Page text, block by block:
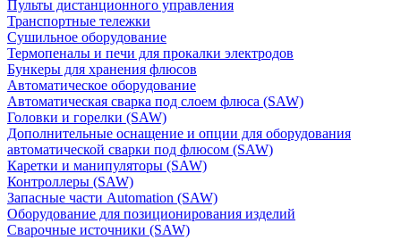
Пульты дистанционного управления
Транспортные тележки
Сушильное оборудование
Термопеналы и печи для прокалки электродов
Бункеры для хранения флюсов
Автоматическое оборудование
Автоматическая сварка под слоем флюса (SAW)
Головки и горелки (SAW)
Дополнительные оснащение и опции для оборудования
автоматической сварки под флюсом (SAW)
Каретки и манипуляторы (SAW)
Контроллеры (SAW)
Запасные части Automation (SAW)
Оборудование для позиционирования изделий
Сварочные источники (SAW)